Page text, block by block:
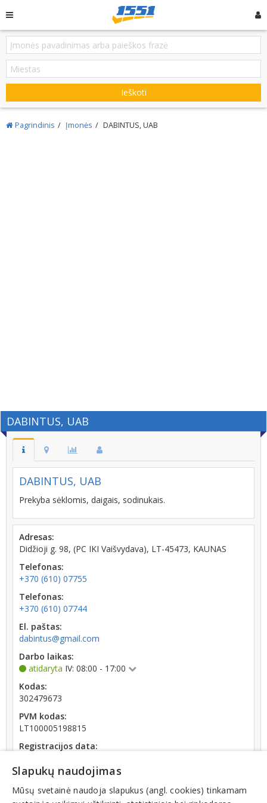
Ieškoti
Pagrindinis Įmonės DABINTUS, UAB
DABINTUS, UAB
DABINTUS, UAB
Prekyba sėklomis, daigais, sodinukais.
Adresas:
Didžioji g. 98, (PC IKI Vaišvydava), LT-45473, KAUNAS
Telefonas:
+370 (610) 07755
Telefonas:
+370 (610) 07744
El. paštas:
dabintus@gmail.com
Darbo laikas:
atidaryta IV: 08:00 - 17:00
Kodas:
302479673
PVM kodas:
LT100005198815
Registracijos data:
Darbuotojų skaičius:
iki 10 darbuotojų
Slapukų naudojimas
Mūsų svetainė naudoja slapukus (angl. cookies) tinkamam